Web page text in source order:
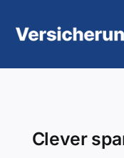
Inhalt
Clever